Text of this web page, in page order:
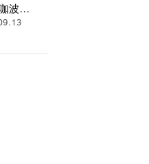
2026貓貓蟲咖波 咖波小浪漫快閃店臺北站